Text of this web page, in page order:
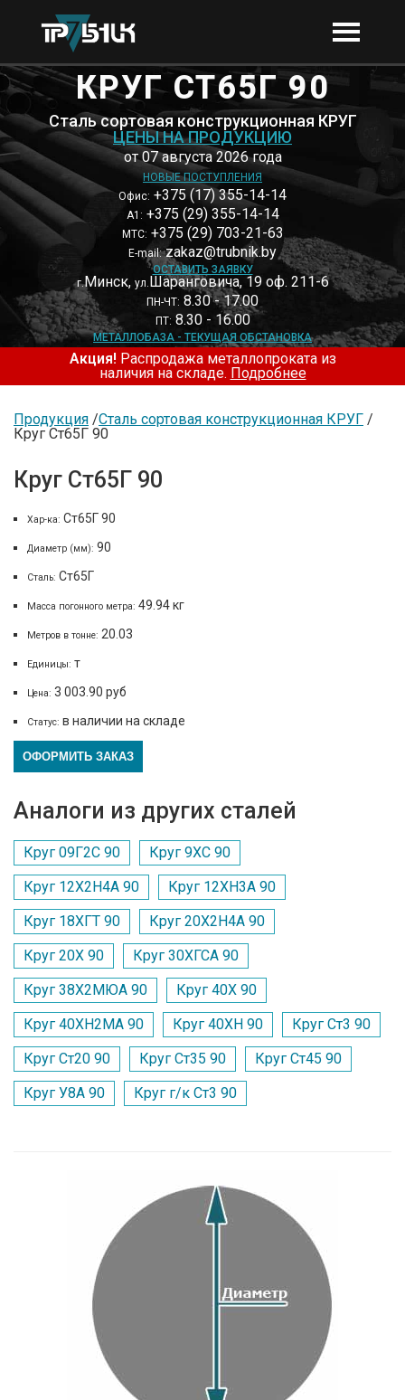
Офис: +375 (17) 355-14-14
А1: +375 (29) 355-14-14
МТС: +375 (29) 703-21-63
E-mail:zakaz@trubnik.by
ОСТАВИТЬ ЗАЯВКУ
КРУГ СТ65Г 90
Сталь сортовая конструкционная КРУГ
ЦЕНЫ НА ПРОДУКЦИЮ
от 07 августа 2026 года
НОВЫЕ ПОСТУПЛЕНИЯ
г.Минск, ул.Шаранговича, 19 оф. 211-6
ПН-ЧТ: 8.30 - 17.00
ПТ: 8.30 - 16.00
МЕТАЛЛОБАЗА - ТЕКУЩАЯ ОБСТАНОВКА
Акция! Распродажа металлопроката из
наличия на складе. Подробнее
Продукция Сталь сортовая конструкционная КРУГ
Круг Ст65Г 90
Круг Ст65Г 90
Хар-ка: Ст65Г 90
Диаметр (мм): 90
Сталь: Ст65Г
Масса погонного метра: 49.94 кг
Метров в тонне: 20.03
Единицы: т
Цена: 3 003.90 руб
Статус: в наличии на складе
ОФОРМИТЬ ЗАКАЗ
Аналоги из других сталей
Круг 09Г2С 90
Круг 9ХС 90
Круг 12Х2Н4А 90
Круг 12ХН3А 90
Круг 18ХГТ 90
Круг 20Х2Н4А 90
Круг 20Х 90
Круг 30ХГСА 90
Круг 38Х2МЮА 90
Круг 40Х 90
Круг 40ХН2МА 90
Круг 40ХН 90
Круг Ст3 90
Круг Ст20 90
Круг Ст35 90
Круг Ст45 90
Круг У8А 90
Круг г/к Ст3 90